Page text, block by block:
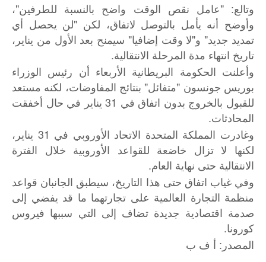
وتالع: "عامل نقص الوقت واضح بالنسبة للطرفين"،
وأوضح أنه يأمل بالتوصل لاتفاق، لكن "لن يحصل أي
تمديد جديد" و"لا وقت إضافيا" سيمنح بعد الأول من يناير،
تاريخ انتهاء مدة المرحلة الانتقالية.
وأعلنت الحكومة البريطانية الأربعاء أن رئيس الوزراء
بوريس جونسون "متفائل" بنتائج المفاوضات، لكنه مستعد
للقبول بالخروج بدون اتفاق في 31 يناير في حال أخفقت
المحادثات.
وغادرت المملكة المتحدة الاتحاد الأوروبي في 31 يناير،
لكنها لا تزال خاضعة للقواعد الأوروبية خلال الفترة
الانتقالية حتى نهاية العام.
وفي غياب اتفاق حتى هذا التاريخ، سيطبق الجانبان قواعد
منظمة التجارة العالمية على تجارتهما ما قد يفضي إلى
صدمة اقتصادية جديدة تضاف إلى التي سببها فيروس
كورونا.
المصدر : ف ب